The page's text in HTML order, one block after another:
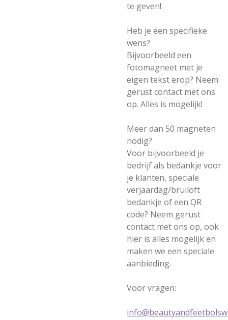
te geven!
Heb je een specifieke
wens?
Bijvoorbeeld een
fotomagneet met je
eigen tekst erop? Neem
gerust contact met ons
op. Alles is mogelijk!
Meer dan 50 magneten
nodig?
Voor bijvoorbeeld je
bedrijf als bedankje voor
je klanten, speciale
verjaardag/bruiloft
bedankje of een QR
code? Neem gerust
contact met ons op, ook
hier is alles mogelijk en
maken we een speciale
aanbieding.
Voor vragen: